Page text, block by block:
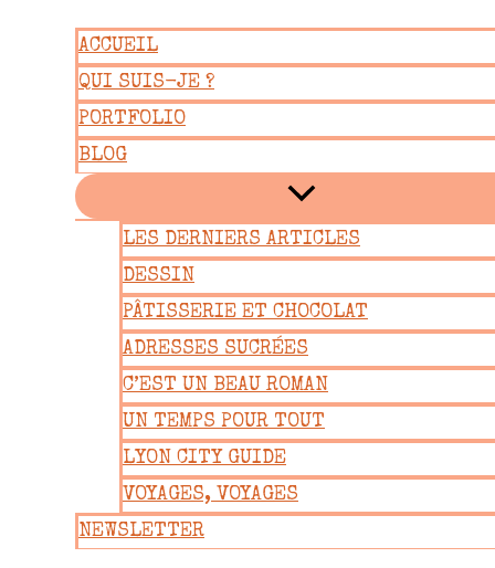
contenu
ACCUEIL
QUI SUIS-JE ?
PORTFOLIO
BLOG
LES DERNIERS ARTICLES
DESSIN
PÂTISSERIE ET CHOCOLAT
ADRESSES SUCRÉES
C’EST UN BEAU ROMAN
UN TEMPS POUR TOUT
LYON CITY GUIDE
VOYAGES, VOYAGES
NEWSLETTER